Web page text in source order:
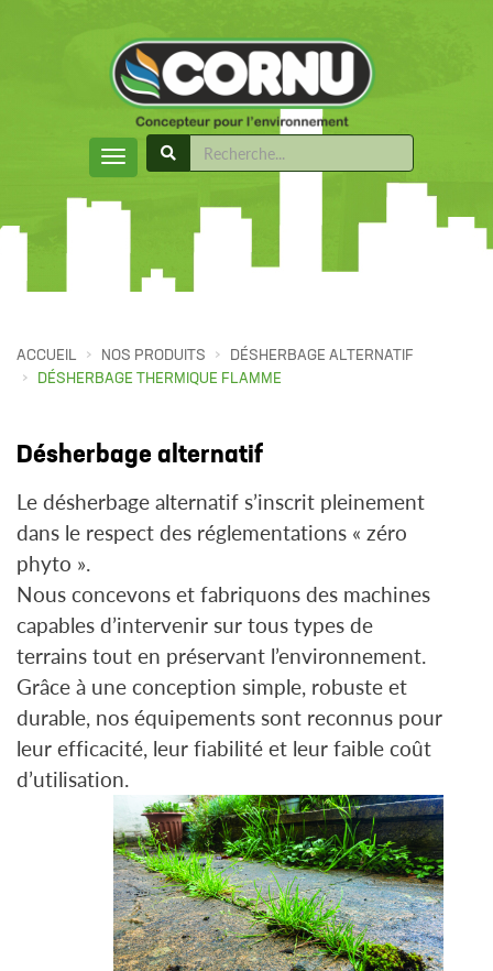
ACCUEIL NOS PRODUITS
DÉSHERBAGE ALTERNATIF
DÉSHERBAGE THERMIQUE FLAMME
Désherbage alternatif
Le désherbage alternatif s’inscrit pleinement
dans le respect des réglementations « zéro
phyto ».
Nous concevons et fabriquons des machines
capables d’intervenir sur tous types de
terrains tout en préservant l’environnement.
Grâce à une conception simple, robuste et
durable, nos équipements sont reconnus pour
leur efficacité, leur fiabilité et leur faible coût
d’utilisation.